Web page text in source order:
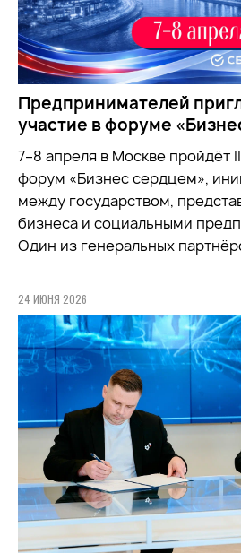
Предпринимателей
участие в форуме
7–8 апреля в Москве пройдёт
форум «Бизнес сердцем»,
между государством,
бизнеса и социальными
Один из генеральных
24 ИЮНЯ 2026